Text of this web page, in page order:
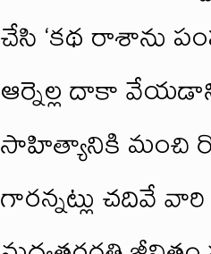
చేసి ‘కథ రాశాను
ఆర్నెల్ల దాకా
సాహిత్యానికి మంచి
గారన్నట్లు చదివే